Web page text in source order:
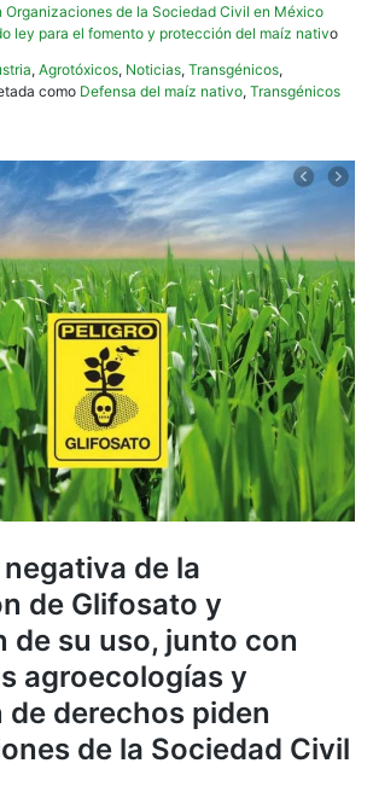
Organizaciones de la Sociedad Civil en México
ley para el fomento y protección del maíz nativo
, Agrotóxicos, Noticias, Transgénicos,
como Defensa del maíz nativo, Transgénicos
de la
de Glifosato y
de su uso, junto con
agroecologías y
de derechos piden
de la Sociedad Civil